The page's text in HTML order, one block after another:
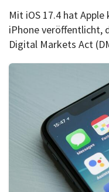
Mit iOS 17.4 hat
iPhone veröffentlicht,
Digital Markets Act